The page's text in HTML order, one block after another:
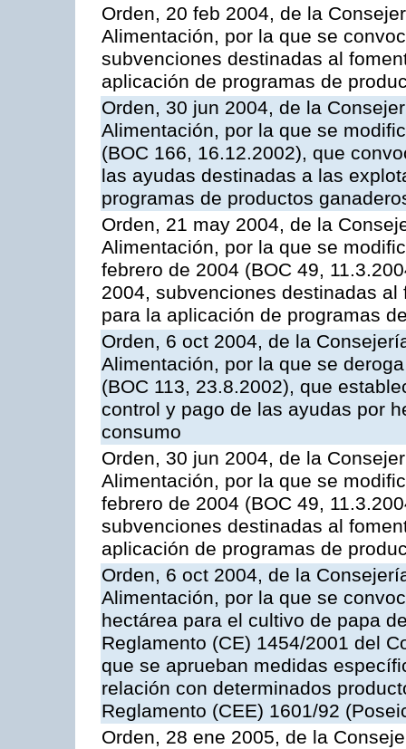
Orden, 20 feb 2004, de la
Alimentación, por la que se
subvenciones destinadas al
aplicación de programas de
Orden, 30 jun 2004, de la
Alimentación, por la que se
(BOC 166, 16.12.2002), que
las ayudas destinadas a las
programas de productos
Orden, 21 may 2004, de la
Alimentación, por la que se
febrero de 2004 (BOC 49,
2004, subvenciones destinadas
para la aplicación de programas
Orden, 6 oct 2004, de la
Alimentación, por la que se
(BOC 113, 23.8.2002), que
control y pago de las ayudas por
consumo
Orden, 30 jun 2004, de la
Alimentación, por la que se
febrero de 2004 (BOC 49,
subvenciones destinadas al
aplicación de programas de
Orden, 6 oct 2004, de la
Alimentación, por la que se
hectárea para el cultivo de papa
Reglamento (CE) 1454/2001 del
que se aprueban medidas
relación con determinados
Reglamento (CEE) 1601/92
Orden, 28 ene 2005, de la